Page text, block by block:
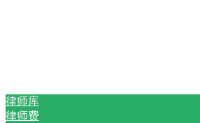
律师库
律师费